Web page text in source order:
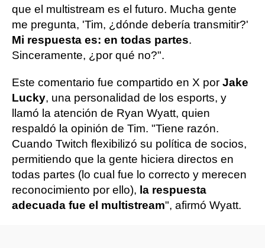
que el multistream es el futuro. Mucha gente
me pregunta, 'Tim, ¿dónde debería transmitir?'
Mi respuesta es: en todas partes.
Sinceramente, ¿por qué no?".
Este comentario fue compartido en X por Jake
Lucky, una personalidad de los esports, y
llamó la atención de Ryan Wyatt, quien
respaldó la opinión de Tim. "Tiene razón.
Cuando Twitch flexibilizó su política de socios,
permitiendo que la gente hiciera directos en
todas partes (lo cual fue lo correcto y merecen
reconocimiento por ello), la respuesta
adecuada fue el multistream", afirmó Wyatt.